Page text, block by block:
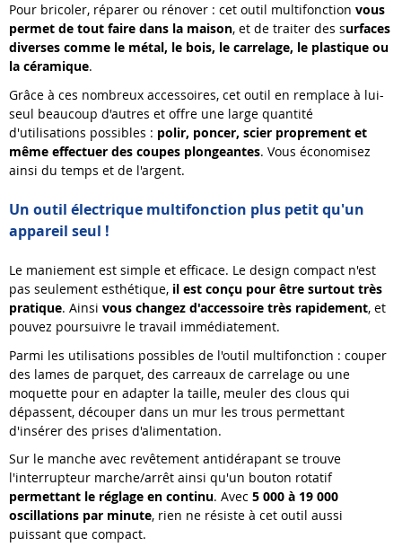
Pour bricoler, réparer ou rénover : cet outil multifonction vous
permet de tout faire dans la maison, et de traiter des surfaces
diverses comme le métal, le bois, le carrelage, le plastique ou
la céramique.
Grâce à ces nombreux accessoires, cet outil en remplace à lui-
seul beaucoup d'autres et offre une large quantité
d'utilisations possibles : polir, poncer, scier proprement et
même effectuer des coupes plongeantes. Vous économisez
ainsi du temps et de l'argent.
Un outil électrique multifonction plus petit qu'un
appareil seul !
Le maniement est simple et efficace. Le design compact n'est
pas seulement esthétique, il est conçu pour être surtout très
pratique. Ainsi vous changez d'accessoire très rapidement, et
pouvez poursuivre le travail immédiatement.
Parmi les utilisations possibles de l'outil multifonction : couper
des lames de parquet, des carreaux de carrelage ou une
moquette pour en adapter la taille, meuler des clous qui
dépassent, découper dans un mur les trous permettant
d'insérer des prises d'alimentation.
Sur le manche avec revêtement antidérapant se trouve
l'interrupteur marche/arrêt ainsi qu'un bouton rotatif
permettant le réglage en continu. Avec 5 000 à 19 000
oscillations par minute, rien ne résiste à cet outil aussi
puissant que compact.